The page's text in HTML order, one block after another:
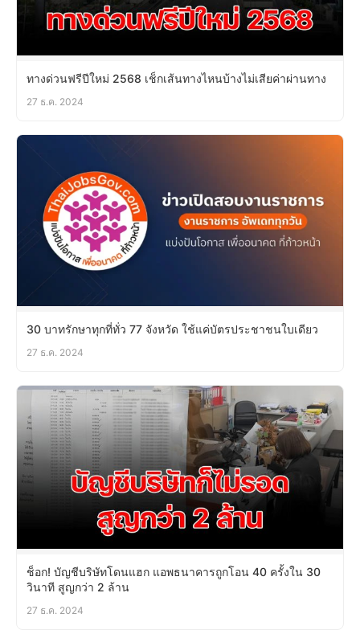
ทางด่วนฟรีปีใหม่ 2568 เช็กเส้นทางไหนบ้างไม่เสียค่าผ่านทาง
27 ธ.ค. 2024
30 บาทรักษาทุกที่ทั่ว 77 จังหวัด ใช้แค่บัตรประชาชนใบเดียว
27 ธ.ค. 2024
ช็อก! บัญชีบริษัทโดนแฮก แอพธนาคารถูกโอน 40 ครั้งใน 30
วินาที สูญกว่า 2 ล้าน
27 ธ.ค. 2024